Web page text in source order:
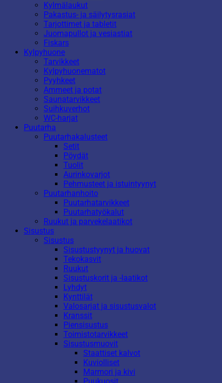
Kylmälaukut
Pakastus- ja säilytysrasiat
Tarjottimet ja tabletit
Juomapullot ja vesiastiat
Fiskars
Kylpyhuone
Tarvikkeet
Kylpyhuonematot
Pyyhkeet
Ammeet ja potat
Saunatarvikkeet
Suihkuverhot
WC-harjat
Puutarha
Puutarhakalusteet
Setit
Pöydät
Tuolit
Aurinkovarjot
Pehmusteet ja istuintyynyt
Puutarhanhoito
Puutarhatarvikkeet
Puutarhatyökalut
Ruukut ja parvekelaatikot
Sisustus
Sisustus
Sisustustyynyt ja huovat
Tekokasvit
Ruukut
Sisustuskorit ja -laatikot
Lyhdyt
Kynttilät
Valosarjat ja sisustusvalot
Kranssit
Piensisustus
Toimistotarvikkeet
Sisustusmuovit
Staattiset kalvot
Kuviolliset
Marmori ja kivi
Puukuosit